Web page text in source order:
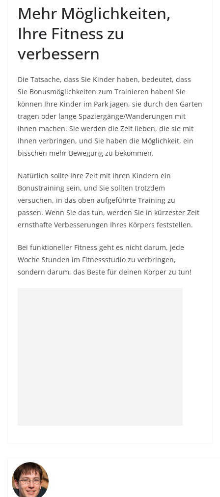
Mehr Möglichkeiten,
Ihre Fitness zu
verbessern
Die Tatsache, dass Sie Kinder haben, bedeutet, dass
Sie Bonusmöglichkeiten zum Trainieren haben! Sie
können Ihre Kinder im Park jagen, sie durch den Garten
tragen oder lange Spaziergänge/Wanderungen mit
ihnen machen. Sie werden die Zeit lieben, die sie mit
Ihnen verbringen, und Sie haben die Möglichkeit, ein
bisschen mehr Bewegung zu bekommen.
Natürlich sollte Ihre Zeit mit Ihren Kindern ein
Bonustraining sein, und Sie sollten trotzdem
versuchen, in das oben aufgeführte Training zu
passen. Wenn Sie das tun, werden Sie in kürzester Zeit
ernsthafte Verbesserungen Ihres Körpers feststellen.
Bei funktioneller Fitness geht es nicht darum, jede
Woche Stunden im Fitnessstudio zu verbringen,
sondern darum, das Beste für deinen Körper zu tun!